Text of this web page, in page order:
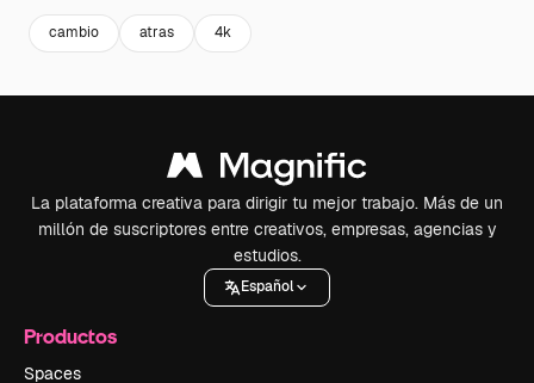
cambio atras 4k
La plataforma creativa para dirigir tu mejor trabajo. Más de un
millón de suscriptores entre creativos, empresas, agencias y
estudios.
Español
Productos
Spaces